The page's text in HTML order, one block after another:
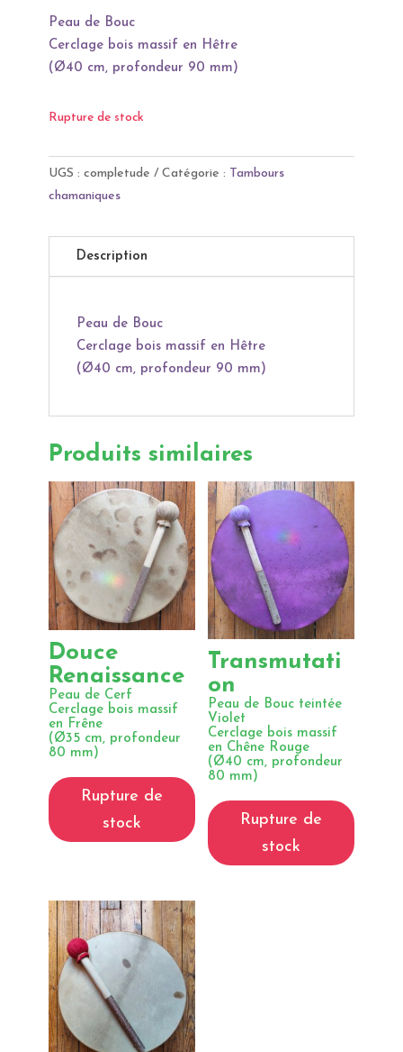
Peau de Bouc
Cerclage bois massif en Hêtre
(Ø40 cm, profondeur 90 mm)
Rupture de stock
UGS : completude Catégorie : Tambours
chamaniques
Description
Peau de Bouc
Cerclage bois massif en Hêtre
(Ø40 cm, profondeur 90 mm)
Produits similaires
Douce
Renaissance
Peau de Cerf
Cerclage bois massif
en Frêne
(Ø35 cm, profondeur
80 mm)
Rupture de
stock
Transmutati
on
Peau de Bouc teintée
Violet
Cerclage bois massif
en Chêne Rouge
(Ø40 cm, profondeur
80 mm)
Rupture de
stock